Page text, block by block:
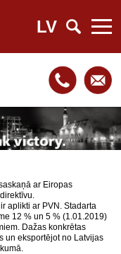
LV
ar Eiropas
aplikti ar PVN. Stadarta
12 % un 5 % (1.01.2019)
Dažas konkrētas
un eksportējot no Latvijas